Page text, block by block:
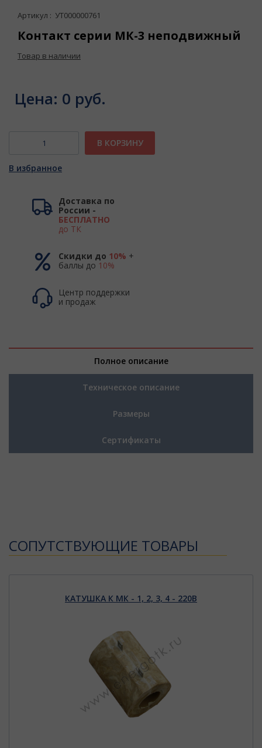
Артикул : УТ000000761
Контакт серии МК-3 неподвижный
Товар в наличии
Цена: 0 руб.
В КОРЗИНУ
В избранное
Доставка по
России -
БЕСПЛАТНО
до ТК
Скидки до 10% +
баллы до 10%
Центр поддержки
и продаж
Полное описание
Техническое описание
Размеры
Сертификаты
CОПУТСТВУЮЩИЕ ТОВАРЫ
КАТУШКА К МК - 1, 2, 3, 4 - 220В